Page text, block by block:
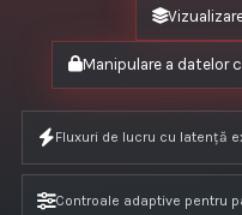
Manipulare a datelor
Fluxuri de lucru cu latență
Controale adaptive pentru